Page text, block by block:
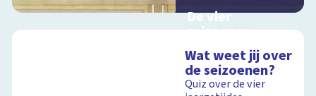
De vier
seizoenen
schoolplaat over de
seizoenen
Wat weet jij over
de seizoenen?
Quiz over de vier